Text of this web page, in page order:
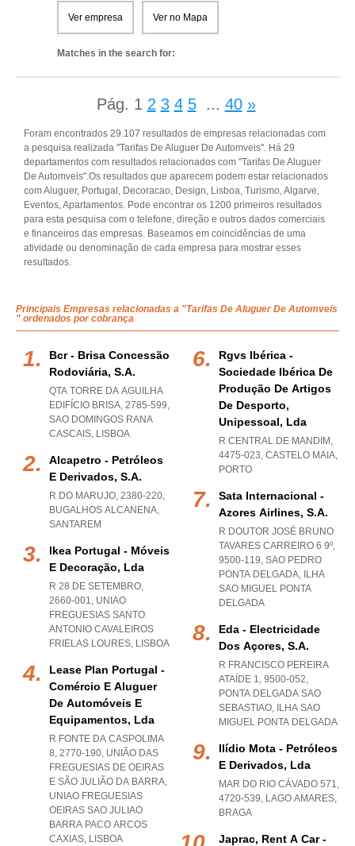
Ver empresa Ver no Mapa
Matches in the search for:
Pág. 1 2 3 4 5 ... 40 »
Foram encontrados 29.107 resultados de empresas relacionadas com
a pesquisa realizada "Tarifas De Aluguer De Automveis". Há 29
departamentos com resultados relacionados com "Tarifas De Aluguer
De Automveis".Os resultados que aparecem podem estar relacionados
com Aluguer, Portugal, Decoracao, Design, Lisboa, Turismo, Algarve,
Eventos, Apartamentos. Pode encontrar os 1200 primeiros resultados
para esta pesquisa com o telefone, direção e outros dados comerciais
e financeiros das empresas. Baseamos em coincidências de uma
atividade ou denominação de cada empresa para mostrar esses
resultados.
Principais Empresas relacionadas a "Tarifas De Aluguer De Automveis
" ordenados por cobrança
Bcr - Brisa Concessão
Rodoviária, S.a.
QTA TORRE DA AGUILHA
EDIFÍCIO BRISA, 2785-599,
SAO DOMINGOS RANA
CASCAIS, LISBOA
Alcapetro - Petróleos
E Derivados, S.a.
R DO MARUJO, 2380-220,
BUGALHOS ALCANENA,
SANTAREM
Ikea Portugal - Móveis
E Decoração, Lda
R 28 DE SETEMBRO,
2660-001, UNIAO
FREGUESIAS SANTO
ANTONIO CAVALEIROS
FRIELAS LOURES, LISBOA
Lease Plan Portugal -
Comércio E Aluguer
De Automóveis E
Equipamentos, Lda
R FONTE DA CASPOLIMA
8, 2770-190, UNIÃO DAS
FREGUESIAS DE OEIRAS
E SÃO JULIÃO DA BARRA,
UNIAO FREGUESIAS
OEIRAS SAO JULIAO
BARRA PACO ARCOS
CAXIAS, LISBOA
Rgvs Ibérica -
Sociedade Ibérica De
Produção De Artigos
De Desporto,
Unipessoal, Lda
R CENTRAL DE MANDIM,
4475-023, CASTELO MAIA,
PORTO
Sata Internacional -
Azores Airlines, S.a.
R DOUTOR JOSÉ BRUNO
TAVARES CARREIRO 6 9º,
9500-119, SAO PEDRO
PONTA DELGADA, ILHA
SAO MIGUEL PONTA
DELGADA
Eda - Electricidade
Dos Açores, S.a.
R FRANCISCO PEREIRA
ATAÍDE 1, 9500-052,
PONTA DELGADA SAO
SEBASTIAO, ILHA SAO
MIGUEL PONTA DELGADA
Ilídio Mota - Petróleos
E Derivados, Lda
MAR DO RIO CÁVADO 571,
4720-539, LAGO AMARES,
BRAGA
Japrac, Rent A Car -